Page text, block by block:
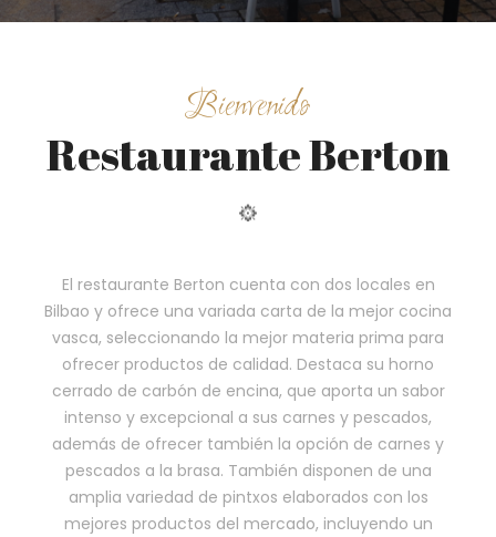
Bienvenido
Restaurante Berton
El restaurante Berton cuenta con dos locales en
Bilbao y ofrece una variada carta de la mejor cocina
vasca, seleccionando la mejor materia prima para
ofrecer productos de calidad. Destaca su horno
cerrado de carbón de encina, que aporta un sabor
intenso y excepcional a sus carnes y pescados,
además de ofrecer también la opción de carnes y
pescados a la brasa. También disponen de una
amplia variedad de pintxos elaborados con los
mejores productos del mercado, incluyendo un